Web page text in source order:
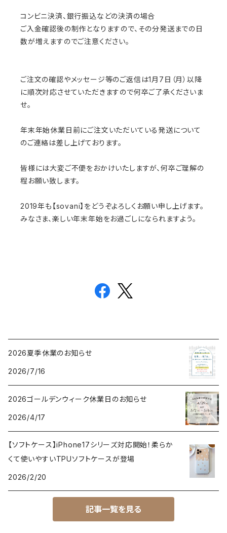
コンビニ決済、銀行振込などの決済の場合
ご入金確認後の制作となりますので、その分発送までの日
数が増えますのでご注意ください。
ご注文の確認やメッセージ等のご返信は1月7日（月）以降
に順次対応させていただきますので何卒ご了承くださいま
せ。
年末年始休業日前にご注文いただいている発送について
のご連絡は差し上げております。
皆様には大変ご不便をおかけいたしますが、何卒ご理解の
程お願い致します。
2019年も【sovani】をどうぞよろしくお願い申し上げます。
みなさま、楽しい年末年始をお過ごしになられますよう。
2026夏季休業のお知らせ
2026/7/16
2026ゴールデンウィーク休業日のお知らせ
2026/4/17
【ソフトケース】iPhone17シリーズ対応開始！柔らか
くて使いやすいTPUソフトケースが登場
2026/2/20
記事一覧を見る